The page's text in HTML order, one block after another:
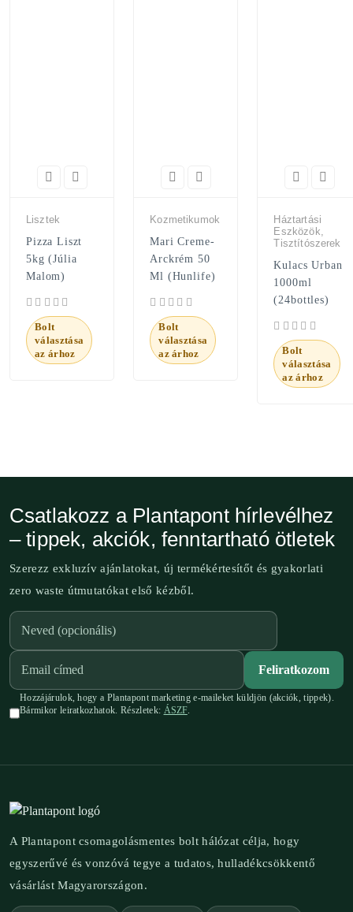
Lisztek
Pizza Liszt
5kg (Júlia
Malom)
Bolt
választása
az árhoz
Kozmetikumok
Mari Creme-
Arckrém 50
Ml (Hunlife)
Bolt
választása
az árhoz
Háztartási
Eszközök,
Tisztítószerek
Kulacs Urban
1000ml
(24bottles)
Bolt
választása
az árhoz
Csatlakozz a Plantapont hírlevélhez
– tippek, akciók, fenntartható ötletek
Szerezz exkluzív ajánlatokat, új termékértesítőt és gyakorlati
zero waste útmutatókat első kézből.
Feliratkozom
Hozzájárulok, hogy a Plantapont marketing e-maileket küldjön (akciók, tippek).
Bármikor leiratkozhatok. Részletek: ÁSZF.
A Plantapont csomagolásmentes bolt hálózat célja, hogy
egyszerűvé és vonzóvá tegye a tudatos, hulladékcsökkentő
vásárlást Magyarországon.